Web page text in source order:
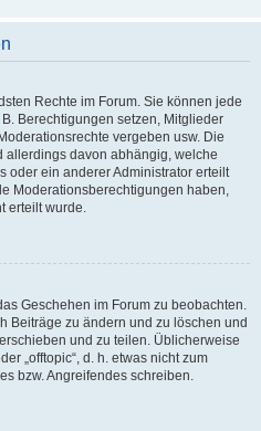
Rechte im Forum. Sie können jede
Berechtigungen setzen, Mitglieder
vergeben usw. Die
allerdings davon abhängig, welche
oder ein anderer Administrator erteilt
Moderationsberechtigungen haben,
erteilt wurde.
Geschehen im Forum zu beobachten.
Beiträge zu ändern und zu löschen und
und zu teilen. Üblicherweise
„offtopic“, d. h. etwas nicht zum
bzw. Angreifendes schreiben.